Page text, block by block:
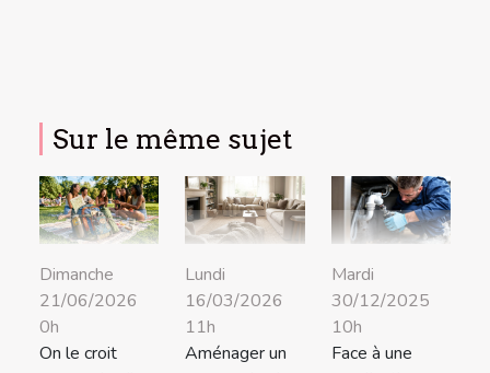
Sur le même sujet
Dimanche
21/06/2026
0h
On le croit
Lundi
16/03/2026
11h
Aménager un
Mardi
30/12/2025
10h
Face à une